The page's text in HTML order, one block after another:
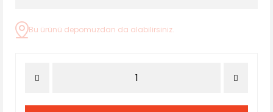
Bu ürünü depomuzdan da alabilirsiniz.